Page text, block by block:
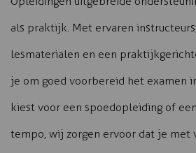
als praktijk. Met ervaren
lesmaterialen en een
je om goed voorbereid het examen
kiest voor een spoedopleiding of
tempo, wij zorgen ervoor dat je met